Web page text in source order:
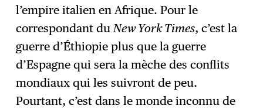
l’empire italien en Afrique. Pour le
correspondant duNew York Times, c’est la
guerre d’Éthiopie plus que la guerre
d’Espagne qui sera la mèche des conflits
mondiaux qui les suivront de peu.
Pourtant, c’est dans le monde inconnu de